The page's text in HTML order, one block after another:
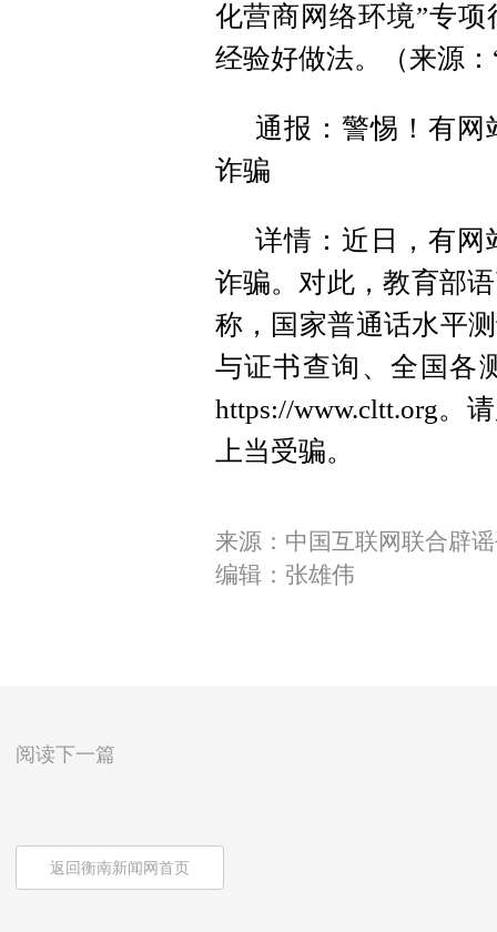
化营商网络环境”专
经验好做法。（来源
通报：警惕！有网
诈骗
详情：近日，有网
诈骗。对此，教育部
称，国家普通话水平
与证书查询、全国各
https://www.cltt.org。
上当受骗。
来源：中国互联网联合辟
编辑：张雄伟
阅读下一篇
返回衡南新闻网首页